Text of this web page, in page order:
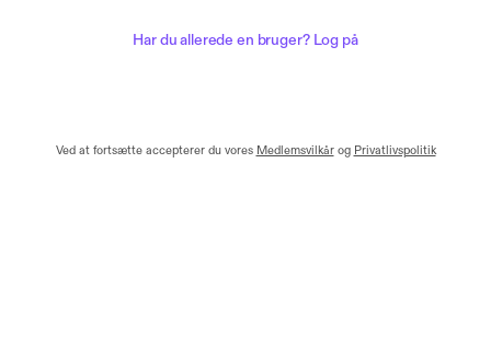
Har du allerede en bruger? Log på
Ved at fortsætte accepterer du vores Medlemsvilkår og Privatlivspolitik